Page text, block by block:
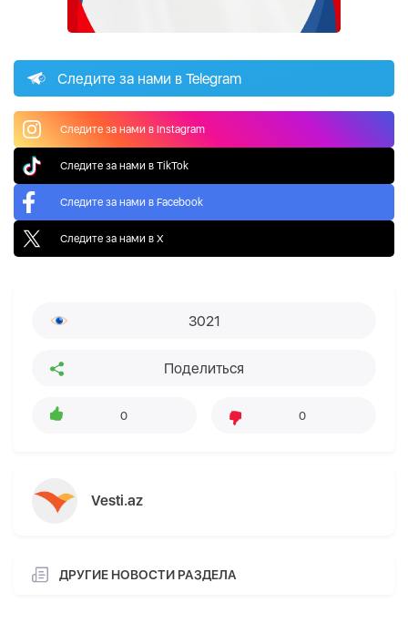
Следите за нами в Telegram
Следите за нами в Instagram
Следите за нами в TikTok
Следите за нами в Facebook
Следите за нами в X
3021
Поделиться
0 0
Vesti.az
ДРУГИЕ НОВОСТИ РАЗДЕЛА